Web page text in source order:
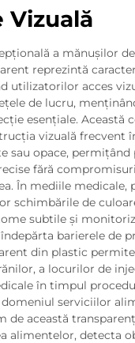
Vizuală
a mănușilor
reprezintă
utilizatorilor acces
de lucru,
esențiale. Această
vizuală frecvent
sau opace,
fără
În mediile medicale,
schimbările de
subtile și
barierele de
din plastic
a locurilor de
în timpul
serviciilor
de această
alimentelor, detecta